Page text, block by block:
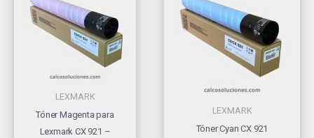
LEXMARK
Tóner Magenta para
Lexmark CX 921 –
LEXMARK
Tóner Cyan CX 921